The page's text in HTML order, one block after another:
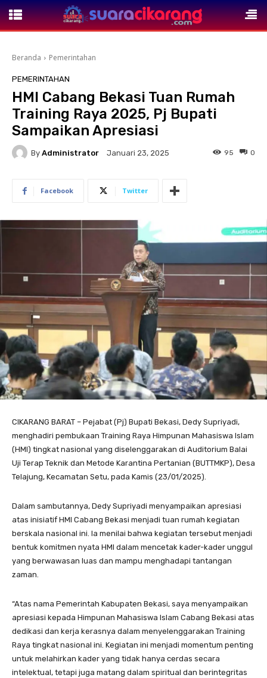
Beranda Pemerintahan
PEMERINTAHAN
HMI Cabang Bekasi Tuan Rumah
Training Raya 2025, Pj Bupati
Sampaikan Apresiasi
By Administrator Januari 23, 2025 0
95
Facebook Twitter
CIKARANG BARAT – Pejabat (Pj) Bupati Bekasi, Dedy Supriyadi,
menghadiri pembukaan Training Raya Himpunan Mahasiswa Islam
(HMI) tingkat nasional yang diselenggarakan di Auditorium Balai
Uji Terap Teknik dan Metode Karantina Pertanian (BUTTMKP), Desa
Telajung, Kecamatan Setu, pada Kamis (23/01/2025).
Dalam sambutannya, Dedy Supriyadi menyampaikan apresiasi
atas inisiatif HMI Cabang Bekasi menjadi tuan rumah kegiatan
berskala nasional ini. Ia menilai bahwa kegiatan tersebut menjadi
bentuk komitmen nyata HMI dalam mencetak kader-kader unggul
yang berwawasan luas dan mampu menghadapi tantangan
zaman.
“Atas nama Pemerintah Kabupaten Bekasi, saya menyampaikan
apresiasi kepada Himpunan Mahasiswa Islam Cabang Bekasi atas
dedikasi dan kerja kerasnya dalam menyelenggarakan Training
Raya tingkat nasional ini. Kegiatan ini menjadi momentum penting
untuk melahirkan kader yang tidak hanya cerdas secara
intelektual, tetapi juga matang dalam spiritual dan berintegritas